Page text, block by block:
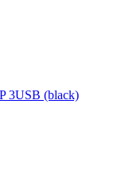
3USB (black)